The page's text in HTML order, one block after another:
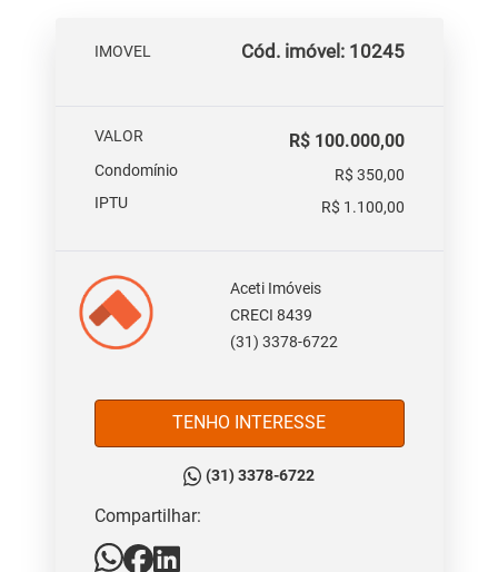
IMOVEL Cód. imóvel: 10245
VALOR R$ 100.000,00
Condomínio
R$ 350,00
IPTU
R$ 1.100,00
Aceti Imóveis
CRECI 8439
(31) 3378-6722
TENHO INTERESSE
(31) 3378-6722
Compartilhar: